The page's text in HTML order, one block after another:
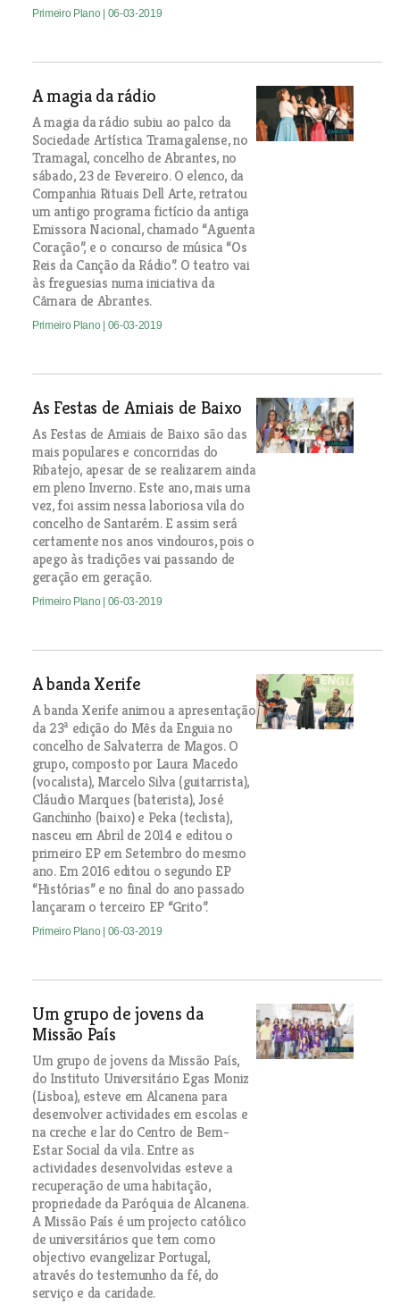
Primeiro Plano | 06-03-2019
A magia da rádio
A magia da rádio subiu ao palco da
Sociedade Artística Tramagalense, no
Tramagal, concelho de Abrantes, no
sábado, 23 de Fevereiro. O elenco, da
Companhia Rituais Dell Arte, retratou
um antigo programa fictício da antiga
Emissora Nacional, chamado “Aguenta
Coração”, e o concurso de música “Os
Reis da Canção da Rádio”. O teatro vai
às freguesias numa iniciativa da
Câmara de Abrantes.
Primeiro Plano | 06-03-2019
As Festas de Amiais de Baixo
As Festas de Amiais de Baixo são das
mais populares e concorridas do
Ribatejo, apesar de se realizarem ainda
em pleno Inverno. Este ano, mais uma
vez, foi assim nessa laboriosa vila do
concelho de Santarém. E assim será
certamente nos anos vindouros, pois o
apego às tradições vai passando de
geração em geração.
Primeiro Plano | 06-03-2019
A banda Xerife
A banda Xerife animou a apresentação
da 23ª edição do Mês da Enguia no
concelho de Salvaterra de Magos. O
grupo, composto por Laura Macedo
(vocalista), Marcelo Silva (guitarrista),
Cláudio Marques (baterista), José
Ganchinho (baixo) e Peka (teclista),
nasceu em Abril de 2014 e editou o
primeiro EP em Setembro do mesmo
ano. Em 2016 editou o segundo EP
“Histórias” e no final do ano passado
lançaram o terceiro EP “Grito”.
Primeiro Plano | 06-03-2019
Um grupo de jovens da
Missão País
Um grupo de jovens da Missão País,
do Instituto Universitário Egas Moniz
(Lisboa), esteve em Alcanena para
desenvolver actividades em escolas e
na creche e lar do Centro de Bem-
Estar Social da vila. Entre as
actividades desenvolvidas esteve a
recuperação de uma habitação,
propriedade da Paróquia de Alcanena.
A Missão País é um projecto católico
de universitários que tem como
objectivo evangelizar Portugal,
através do testemunho da fé, do
serviço e da caridade.